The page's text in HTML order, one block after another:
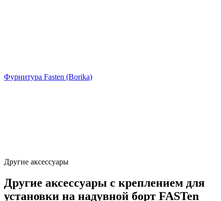
Фурнитура Fasten (Borika)
Другие аксессуары
Другие аксессуары с креплением для
установки на надувной борт FASTen